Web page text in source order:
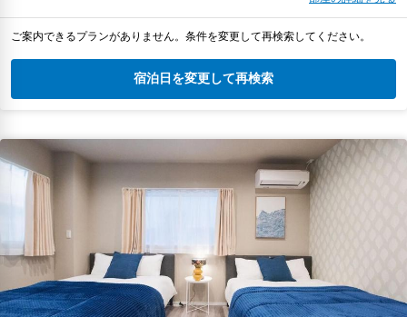
ご案内できるプランがありません。条件を変更して再検索してください。
宿泊日を変更して再検索